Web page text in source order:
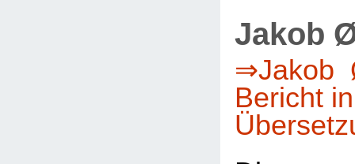
Jakob
⇒Jakob
Bericht